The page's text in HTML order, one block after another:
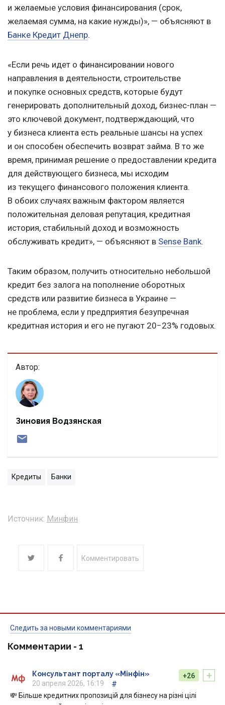
и желаемые условия финансирования (срок,
желаемая сумма, на какие нужды)», — объясняют в
Банке Кредит Днепр.
«Если речь идет о финансировании нового
направления в деятельности, строительстве
и покупке основных средств, которые будут
генерировать дополнительный доход, бизнес-план —
это ключевой документ, подтверждающий, что
у бизнеса клиента есть реальные шансы на успех
и он способен обеспечить возврат займа. В то же
время, принимая решение о предоставлении кредита
для действующего бизнеса, мы исходим
из текущего финансового положения клиента.
В обоих случаях важным фактором является
положительная деловая репутация, кредитная
история, стабильный доход и возможность
обслуживать кредит», — объясняют в Sense Bank.
Таким образом, получить относительно небольшой
кредит без залога на пополнение оборотных
средств или развитие бизнеса в Украине —
не проблема, если у предприятия безупречная
кредитная история и его не пугают 20−23% годовых.
Автор:
Зиновия Водзянская
Кредиты Банки
Источник: Минфин
Комментировать
Следить за новыми комментариями
Комментарии - 1
+
+26
Консультант порталу «Мінфін»
20 апреля 2026, 16:19
#
💸 Більше кредитних пропозицій для бізнесу на різні цілі